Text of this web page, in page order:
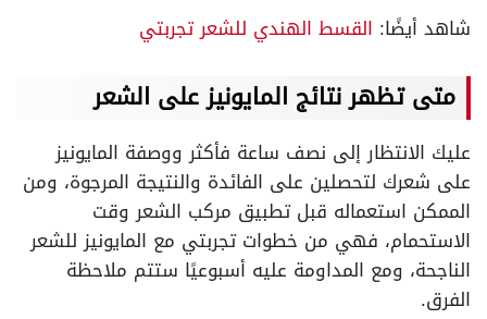
شاهد أيضًا: القسط الهندي للشعر تجربتي
متى تظهر نتائج المايونيز على الشعر
عليك الانتظار إلى نصف ساعة فأكثر ووصفة المايونيز
على شعرك لتحصلين على الفائدة والنتيجة المرجوة، ومن
الممكن استعماله قبل تطبيق مركب الشعر وقت
الاستحمام، فهي من خطوات تجربتي مع المايونيز للشعر
الناجحة، ومع المداومة عليه أسبوعيًا ستتم ملاحظة
الفرق.